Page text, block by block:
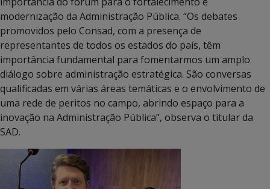
modernização da Administração Pública. “Os debates
promovidos pelo Consad, com a presença de
representantes de todos os estados do país, têm
importância fundamental para fomentarmos um amplo
diálogo sobre administração estratégica. São conversas
qualificadas em várias áreas temáticas e o envolvimento de
uma rede de peritos no campo, abrindo espaço para a
inovação na Administração Pública”, observa o titular da
SAD.